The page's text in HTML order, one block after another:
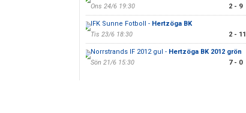
Ons 24/6 19:30
2 - 9
IFK Sunne Fotboll - Hertzöga BK
Tis 23/6 18:30
2 - 11
Norrstrands IF 2012 gul - Hertzöga BK 2012 grön
Sön 21/6 15:30
7 - 0